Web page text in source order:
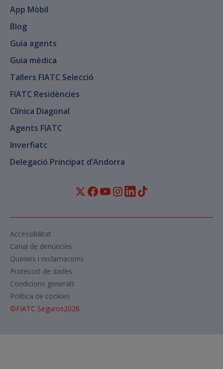
App Mòbil
Blog
Guia agents
Guia mèdica
Tallers FIATC Selecció
FIATC Residències
Clínica Diagonal
Agents FIATC
Inverfiatc
Delegació Principat d’Andorra
©FIATC Seguros2026
Política de cookies
Condicions generals
Protecció de dades
Queixes i reclamacions
Canal de denúncies
Accessibilitat